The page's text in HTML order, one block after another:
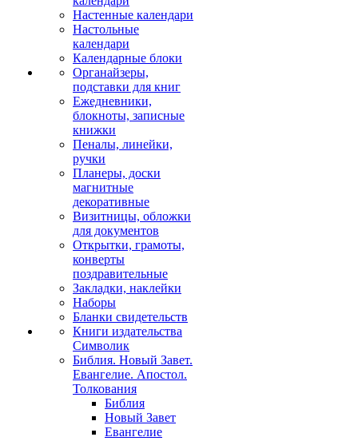
Настенные календари
Настольные
календари
Календарные блоки
Органайзеры,
подставки для книг
Ежедневники,
блокноты, записные
книжки
Пеналы, линейки,
ручки
Планеры, доски
магнитные
декоративные
Визитницы, обложки
для документов
Открытки, грамоты,
конверты
поздравительные
Закладки, наклейки
Наборы
Бланки свидетельств
Книги издательства
Символик
Библия. Новый Завет.
Евангелие. Апостол.
Толкования
Библия
Новый Завет
Евангелие